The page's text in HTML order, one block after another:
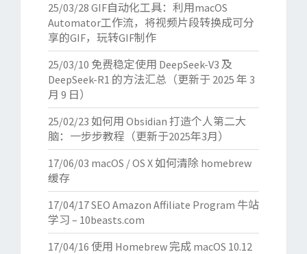
25/03/28 GIF自动化工具：利用macOS
Automator工作流，将视频片段转换成可分
享的GIF，玩转GIF制作
25/03/10 免费稳定使用 DeepSeek-V3 及
DeepSeek-R1 的方法汇总（更新于 2025 年 3
月 9 日）
25/02/23 如何用 Obsidian 打造个人第二大
脑：一步步教程（更新于2025年3月）
17/06/03 macOS / OS X 如何清除 homebrew
缓存
17/04/17SEO Amazon Affiliate Program 牛站
学习 – 10beasts.com
17/04/16 使用 Homebrew 完成 macOS 10.12